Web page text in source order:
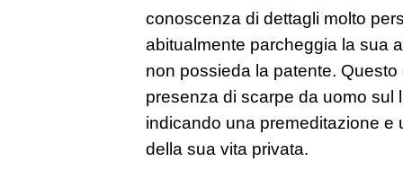
conoscenza di dettagli molto
abitualmente parcheggia la sua
non possieda la patente.
presenza di scarpe da uomo sul
indicando una premeditazione
della sua vita privata.